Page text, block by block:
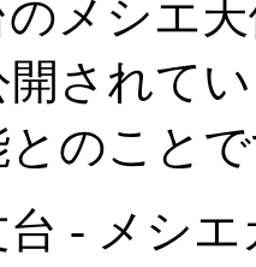
のメシエ
されて
とのこと
台 - メシ